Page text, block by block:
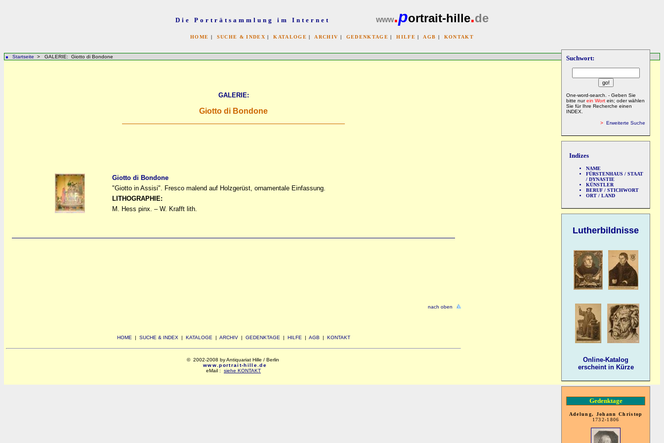
Die Porträtsammlung im Internet www.portrait-hille.de
HOME | SUCHE & INDEX |KATALOGE | ARCHIV | GEDENKTAGE |HILFE | AGB | KONTAKT
Suchwort:
One-word-search. - Geben Sie
bitte nurein Wort ein; oder wählen
Sie für Ihre Recherche einen
INDEX.
> Erweiterte Suche
Indizes
NAME
FÜRSTENHAUS / STAAT
/ DYNASTIE
KÜNSTLER
BERUF / STICHWORT
ORT / LAND
Lutherbildnisse
Online-Katalog
erscheint in Kürze
Gedenktage
Adelung, Johann Christop
1732-1806
Startseite > GALERIE: Giotto di Bondone
GALERIE:
Giotto di Bondone
Giotto di Bondone
"Giotto in Assisi". Fresco malend auf Holzgerüst, ornamentale Einfassung.
LITHOGRAPHIE:
M. Hess pinx. – W. Krafft lith.
nach oben
HOME | SUCHE & INDEX | KATALOGE | ARCHIV| GEDENKTAGE | HILFE | AGB | KONTAKT
© 2002-2008 by Antiquariat Hille / Berlin
www.portrait-hille.de
eMail : siehe KONTAKT